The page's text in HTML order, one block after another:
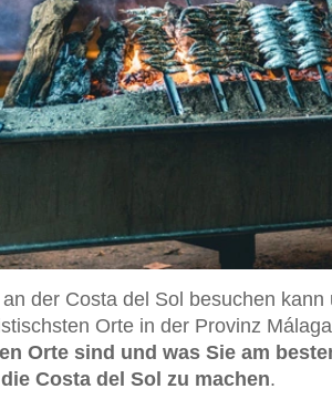
der Costa del Sol besuchen
Orte in der Provinz
Orte sind und was Sie am
Costa del Sol zu machen.